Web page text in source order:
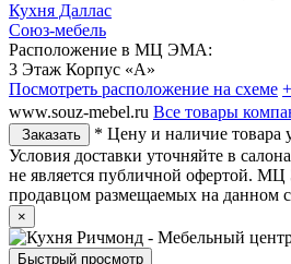
Кухня Даллас
Союз-мебель
Расположение в МЦ ЭМА:
3 Этаж Корпус «А»
Посмотреть расположение на схеме
www.souz-mebel.ru Все товары
Заказать
* Цену и наличие товара
Условия доставки уточняйте в
не является публичной офертой.
продавцом размещаемых на данном
×
Быстрый просмотр